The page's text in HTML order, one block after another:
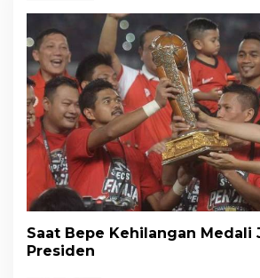
Saat Bepe Kehilangan Medali
Presiden